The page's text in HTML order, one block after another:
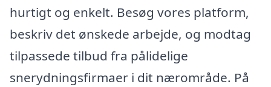
hurtigt og enkelt. Besøg vores platform,
beskriv det ønskede arbejde, og modtag
tilpassede tilbud fra pålidelige
snerydningsfirmaer i dit nærområde. På